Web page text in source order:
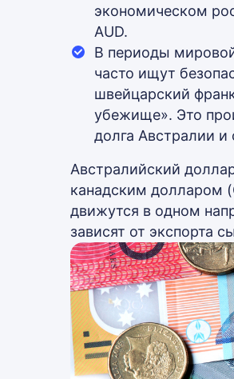
экономическом
AUD.
В периоды
часто ищут
швейцарский
убежище». Это
долга Австралии и
Австралийский
канадским долларом
движутся в одном
зависят от экспорта